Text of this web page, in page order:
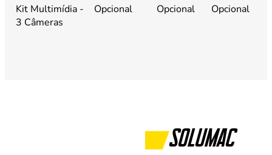
Kit Multimídia -
3 Câmeras
Opcional Opcional Opcional
SOLUMAC